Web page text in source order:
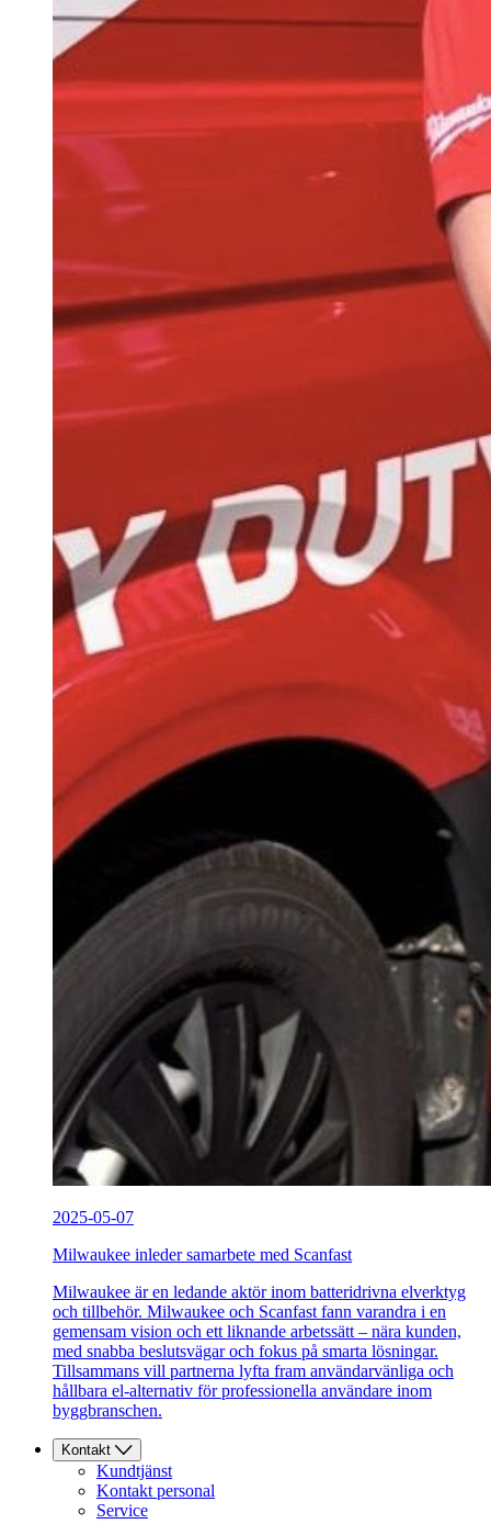
2025-05-07
Milwaukee inleder samarbete med Scanfast
Milwaukee är en ledande aktör inom batteridrivna elverktyg
och tillbehör. Milwaukee och Scanfast fann varandra i en
gemensam vision och ett liknande arbetssätt – nära kunden,
med snabba beslutsvägar och fokus på smarta lösningar.
Tillsammans vill partnerna lyfta fram användarvänliga och
hållbara el-alternativ för professionella användare inom
byggbranschen.
Kontakt
Kundtjänst
Kontakt personal
Service